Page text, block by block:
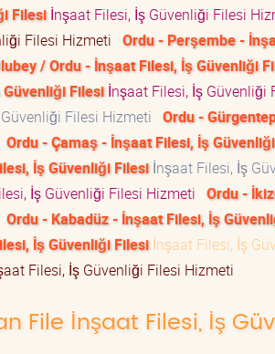
Filesiİnşaat Filesi, İş Güvenliği Filesi
Filesi Hizmeti Ordu - Perşembe -
/ Ordu - İnşaat Filesi, İş Güvenliği
Güvenliği Filesiİnşaat Filesi, İş Güvenliği
Filesi Hizmeti Ordu -
Ordu - Çamaş - İnşaat Filesi, İş
İş Güvenliği Filesiİnşaat Filesi, İş
İş Güvenliği Filesi Hizmeti Ordu -
Ordu - Kabadüz - İnşaat Filesi, İş
İş Güvenliği Filesiİnşaat Filesi, İş
Filesi, İş Güvenliği Filesi Hizmeti
File İnşaat Filesi, İş